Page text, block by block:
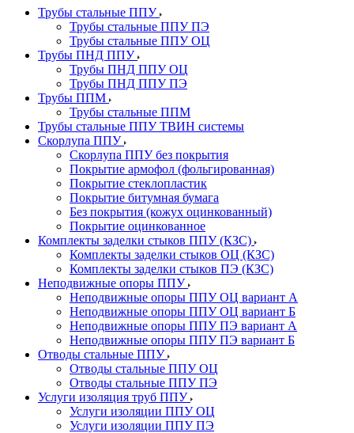
Трубы стальные ППУ
Трубы стальные ППУ ПЭ
Трубы стальные ППУ ОЦ
Трубы ПНД ППУ
Трубы ПНД ППУ ОЦ
Трубы ПНД ППУ ПЭ
Трубы ППМ
Трубы стальные ППМ
Трубы стальные ППУ ТВИН системы
Скорлупа ППУ
Скорлупа ППУ без покрытия
Покрытие армофол (фольгированная)
Покрытие стеклопластик
Покрытие битумная бумага
Без покрытия (кожух оцинкованный)
Покрытие оцинкованное
Комплекты заделки стыков ППУ (КЗС)
Комплекты заделки стыков ОЦ (КЗС)
Комплекты заделки стыков ПЭ (КЗС)
Неподвижные опоры ППУ
Неподвижные опоры ППУ ОЦ вариант А
Неподвижные опоры ППУ ОЦ вариант Б
Неподвижные опоры ППУ ПЭ вариант А
Неподвижные опоры ППУ ПЭ вариант Б
Отводы стальные ППУ
Отводы стальные ППУ ОЦ
Отводы стальные ППУ ПЭ
Услуги изоляция труб ППУ
Услуги изоляции ППУ ОЦ
Услуги изоляции ППУ ПЭ